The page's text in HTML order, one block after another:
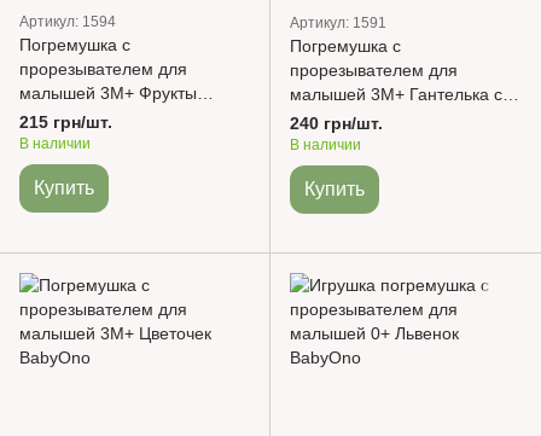
Артикул: 1594
Погремушка с
прорезывателем для
малышей 3М+ Фрукты
BabyOno
215 грн/шт.
В наличии
Купить
Артикул: 1591
Погремушка с
прорезывателем для
малышей 3М+ Гантелька с
пчелкой BabyOno
240 грн/шт.
В наличии
Купить